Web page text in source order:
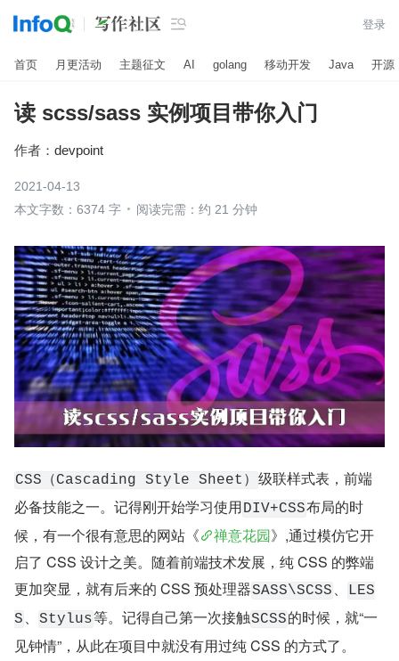
 登录
首页 月更活动 主题征文 AI golang 移动开发 Java 开源
读 scss/sass 实例项目带你入门
作者： devpoint
2021-04-13
本文字数：6374 字
阅读完需：约 21 分钟
CSS（Cascading Style Sheet） 级联样式表，前端
必备技能之一。记得刚开始学习使用 DIV+CSS布局的时
候，有一个很有意思的网站《
禅意花园》,通过模仿它开
启了 CSS 设计之美。随着前端技术发展，纯 CSS 的弊端
更加突显，就有后来的 CSS 预处理器SASS\SCSS
LES
S
Stylus等。记得自己第一次接触SCSS的时候，就“一
见钟情”，从此在项目中就没有用过纯 CSS 的方式了。